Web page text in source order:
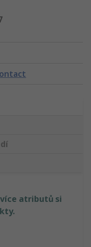
atributů si